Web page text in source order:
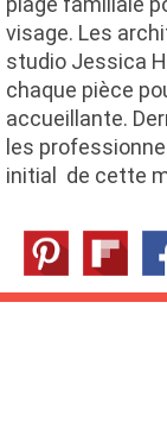
visage. Les
studio Jessica
chaque pièce
accueillante.
les
initial de cette